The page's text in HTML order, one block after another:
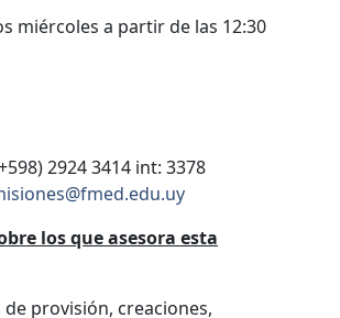
miércoles a partir de las 12:30
2924 3414 int: 3378
los que asesora esta
provisión, creaciones,